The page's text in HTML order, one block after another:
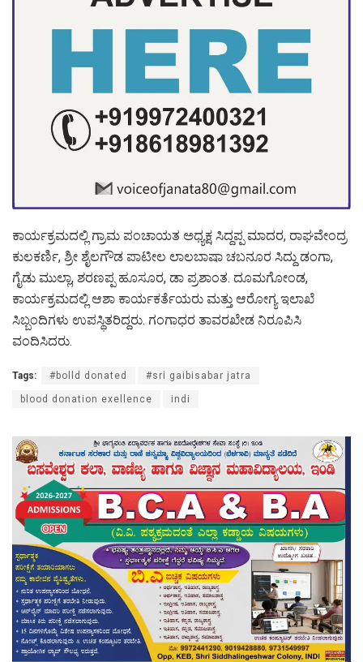
ಕಾರ್ಯಕ್ರಮದಲ್ಲಿ ಗ್ರಾಮ ಪಂಚಾಯತ ಅಧ್ಯಕ್ಷ ಸಿದ್ದಪ್ಪ ಮಾದರ, ರಾಘವೇಂದ್ರ
ಕುಲಕರ್ಣಿ, ಶ್ರೀ ಶೈಲಗೌಡ ಪಾಟೀಲ ಲಾಲಬಾಷಾ ಚಬನೂರ ಸಿದ್ದು ಡಂಗಾ,
ಗೈಡು ಮುಲ್ಲಾ, ಶರಣಪ್ಪ ಹೂಸೂರ, ಡಾ ಪ್ರಶಾಂತ. ದೂಮಗೋಂಡ,
ಕಾರ್ಯಕ್ರಮದಲ್ಲಿ ಆಶಾ ಕಾರ್ಯಕರ್ತೆಯರು ಮತ್ತು ಆರೋಗ್ಯ ಇಲಾಖೆ
ಸಿಬ್ಬಂದಿಗಳು ಉಪಸ್ಥಿತರಿದ್ದರು. ಗಂಗಾಧರ ತಾವರಖೇಡ ನಿರೂಪಿಸಿ
ವಂದಿಸಿದರು.
Tags: #bolld donated #sri gaibisabar jatra
blood donation exellence indi